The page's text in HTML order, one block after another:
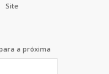
Site
a próxima